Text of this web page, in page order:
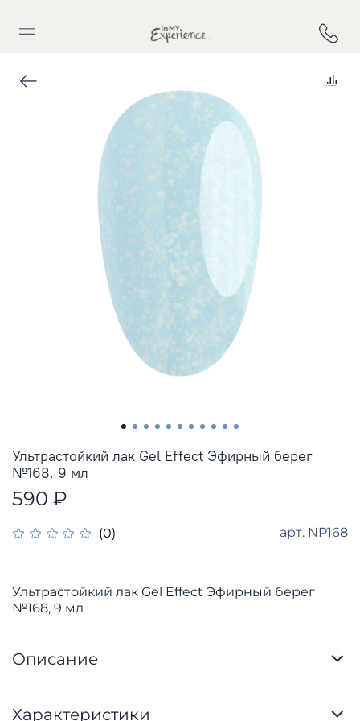
(0) арт. NP168
Ультрастойкий лак Gel Effect Эфирный берег
№168, 9 мл
590 ₽
Ультрастойкий лак Gel Effect Эфирный берег
№168, 9 мл
Описание
Характеристики